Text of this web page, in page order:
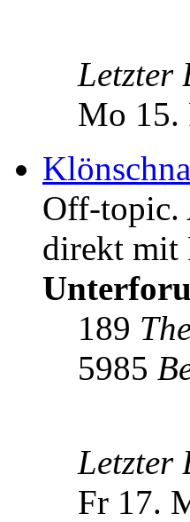
Letzter
Mo 15.
Off-topic.
direkt mit
189
5985
Letzter
Fr 17.